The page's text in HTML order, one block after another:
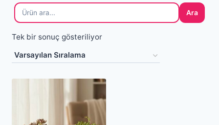
Ara
Tek bir sonuç gösteriliyor